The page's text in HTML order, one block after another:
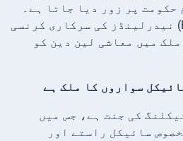
پر زور دیا جاتا ہے۔
: یورو (EUR) نیدرلینڈز کی سرکاری کرنسی
میں معاشی لین دین کو
کی جنت ہے، جس میں
مخصوص سائیکل راستے اور